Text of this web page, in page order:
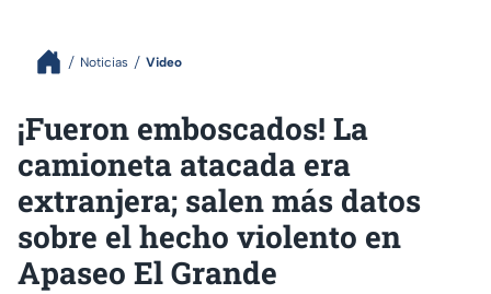
Noticias Video
¡Fueron emboscados! La
camioneta atacada era
extranjera; salen más datos
sobre el hecho violento en
Apaseo El Grande